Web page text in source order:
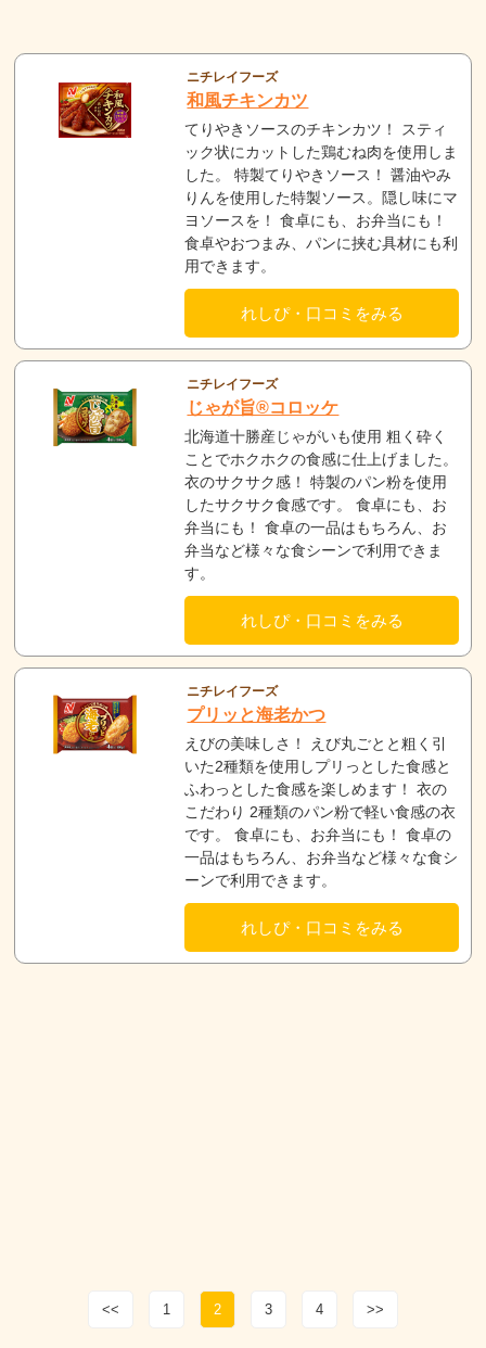
ニチレイフーズ
和風チキンカツ
てりやきソースのチキンカツ！ スティ
ック状にカットした鶏むね肉を使用しま
した。 特製てりやきソース！ 醤油やみ
りんを使用した特製ソース。隠し味にマ
ヨソースを！ 食卓にも、お弁当にも！
食卓やおつまみ、パンに挟む具材にも利
用できます。
れしぴ・口コミをみる
ニチレイフーズ
じゃが旨®コロッケ
北海道十勝産じゃがいも使用 粗く砕く
ことでホクホクの食感に仕上げました。
衣のサクサク感！ 特製のパン粉を使用
したサクサク食感です。 食卓にも、お
弁当にも！ 食卓の一品はもちろん、お
弁当など様々な食シーンで利用できま
す。
れしぴ・口コミをみる
ニチレイフーズ
プリッと海老かつ
えびの美味しさ！ えび丸ごとと粗く引
いた2種類を使用しプリっとした食感と
ふわっとした食感を楽しめます！ 衣の
こだわり 2種類のパン粉で軽い食感の衣
です。 食卓にも、お弁当にも！ 食卓の
一品はもちろん、お弁当など様々な食シ
ーンで利用できます。
れしぴ・口コミをみる
<< 1 2 3 4 >>